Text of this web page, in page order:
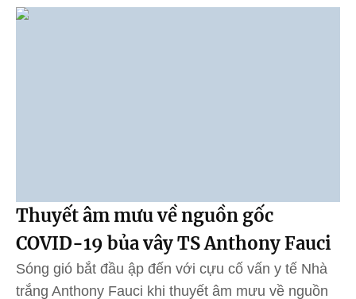
Thuyết âm mưu về nguồn gốc
COVID-19 bủa vây TS Anthony Fauci
Sóng gió bắt đầu ập đến với cựu cố vấn y tế Nhà
trắng Anthony Fauci khi thuyết âm mưu về nguồn